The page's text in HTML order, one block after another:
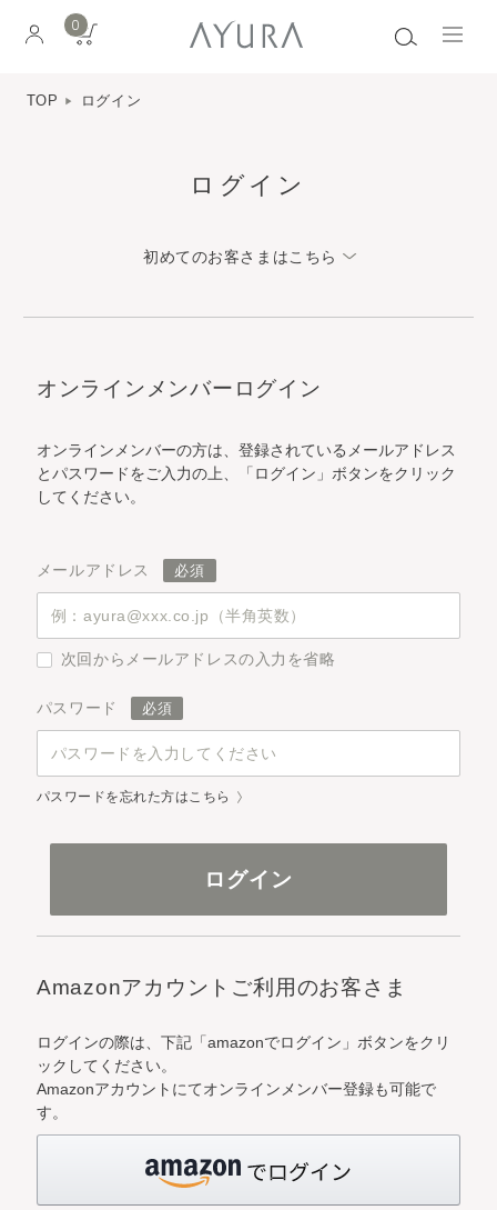
0
TOP ログイン
ログイン
初めてのお客さまはこちら
オンラインメンバーログイン
オンラインメンバーの方は、登録されているメールアドレス
とパスワードをご入力の上、「ログイン」ボタンをクリック
してください。
メールアドレス
次回からメールアドレスの入力を省略
パスワード
パスワードを忘れた方はこちら
Amazonアカウントご利用のお客さま
ログインの際は、下記「amazonでログイン」ボタンをクリ
ックしてください。
Amazonアカウントにてオンラインメンバー登録も可能で
す。